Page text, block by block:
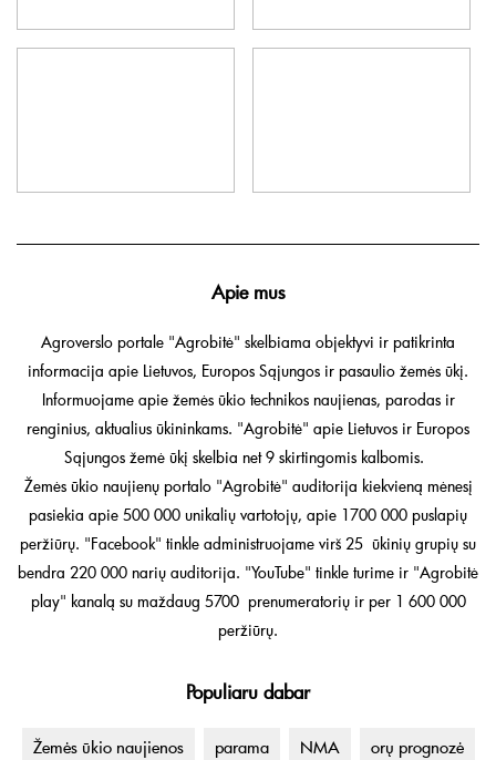
Apie mus
Agroverslo portale "Agrobitė" skelbiama objektyvi ir patikrinta
informacija apie Lietuvos, Europos Sąjungos ir pasaulio žemės ūkį.
Informuojame apie žemės ūkio technikos naujienas, parodas ir
renginius, aktualius ūkininkams. "Agrobitė" apie Lietuvos ir Europos
Sąjungos žemė ūkį skelbia net 9 skirtingomis kalbomis.
Žemės ūkio naujienų portalo "Agrobitė" auditorija kiekvieną mėnesį
pasiekia apie 500 000 unikalių vartotojų, apie 1700 000 puslapių
peržiūrų. "Facebook" tinkle administruojame virš 25 ūkinių grupių su
bendra 220 000 narių auditorija. "YouTube" tinkle turime ir "Agrobitė
play" kanalą su maždaug 5700 prenumeratorių ir per 1 600 000
peržiūrų.
Populiaru dabar
Žemės ūkio naujienos parama NMA orų prognozė